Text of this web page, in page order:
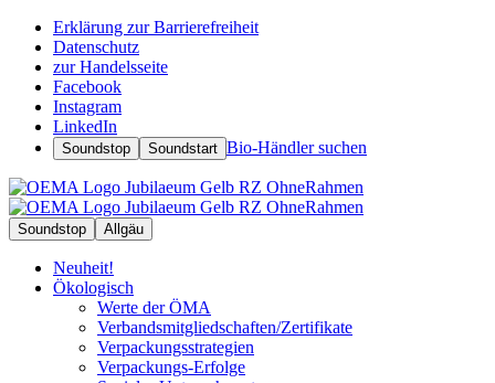
Erklärung zur Barrierefreiheit
Datenschutz
zur Handelsseite
Facebook
Instagram
LinkedIn
Soundstop Soundstart Bio-Händler suchen
Soundstop Allgäu
Neuheit!
Ökologisch
Werte der ÖMA
Verbandsmitgliedschaften/Zertifikate
Verpackungsstrategien
Verpackungs-Erfolge